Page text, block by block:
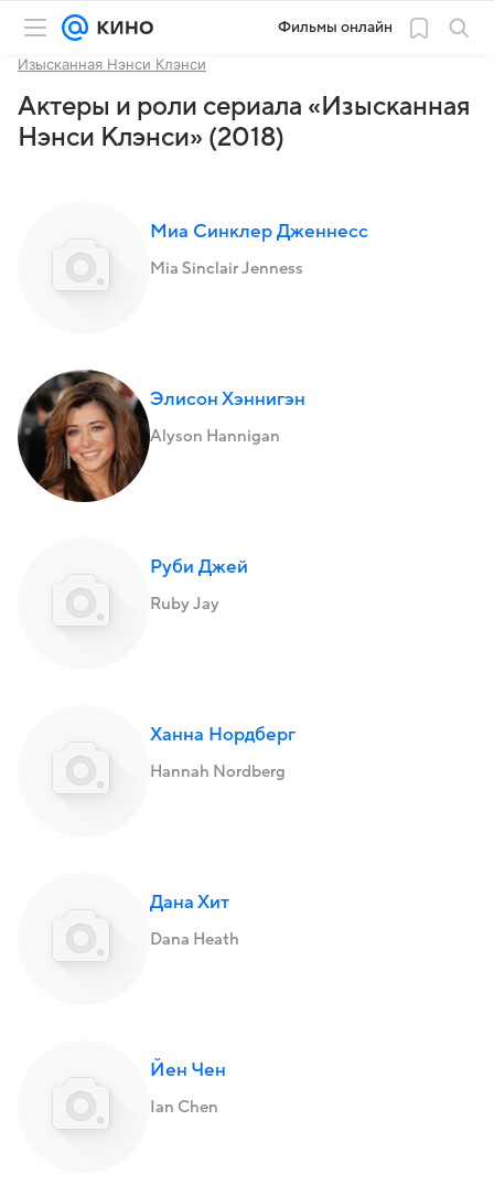
Фильмы онлайн
Изысканная Нэнси Клэнси
Актеры и роли сериала «Изысканная
Нэнси Клэнси» (2018)
Миа Синклер Дженнесс
Mia Sinclair Jenness
Элисон Хэннигэн
Alyson Hannigan
Руби Джей
Ruby Jay
Ханна Нордберг
Hannah Nordberg
Дана Хит
Dana Heath
Йен Чен
Ian Chen